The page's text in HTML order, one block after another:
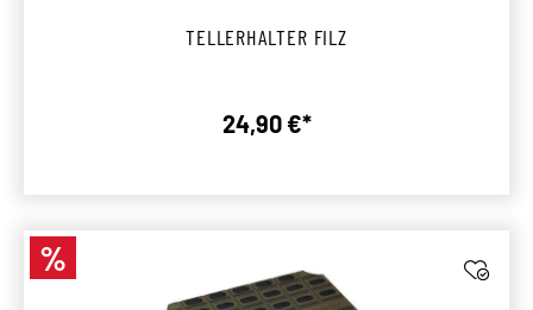
TELLERHALTER FILZ
Regulärer Preis:
24,90 €*
Rabatt
%